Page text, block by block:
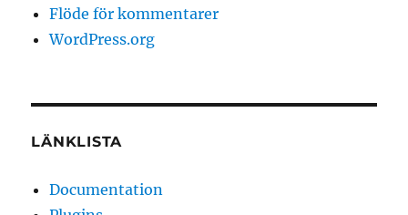
Flöde för kommentarer
WordPress.org
LÄNKLISTA
Documentation